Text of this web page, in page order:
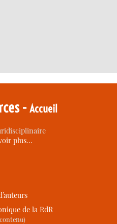
-Accueil
plus…
de la RdR